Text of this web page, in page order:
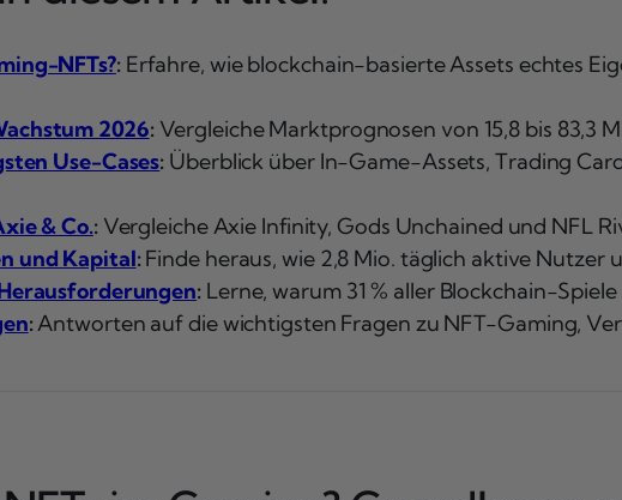
NFTs?:Erfahre, wie blockchain-basierte Assets echtes
2026:Vergleiche Marktprognosen von 15,8 bis 83,3
Use-Cases: Überblick über In-Game-Assets, Trading
& Co.:Vergleiche Axie Infinity, Gods Unchained und NFL
und Kapital:Finde heraus, wie 2,8 Mio. täglich aktive Nutzer
: Lerne, warum 31 % aller Blockchain-
:Antworten auf die wichtigsten Fragen zu NFT-Gaming,